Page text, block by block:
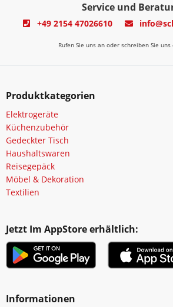
Service und
+49 2154 47026610
Rufen Sie uns an oder schreiben Sie uns
Produktkategorien
Elektrogeräte
Küchenzubehör
Gedeckter Tisch
Haushaltswaren
Reisegepäck
Möbel & Dekoration
Textilien
Jetzt Im AppStore erhältlich:
Informationen